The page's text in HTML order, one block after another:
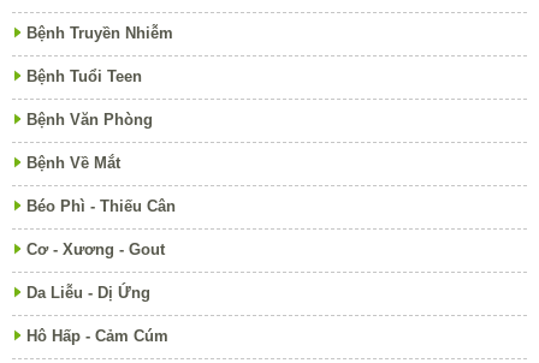
Bệnh Truyền Nhiễm
Bệnh Tuổi Teen
Bệnh Văn Phòng
Bệnh Về Mắt
Béo Phì - Thiếu Cân
Cơ - Xương - Gout
Da Liễu - Dị Ứng
Hô Hấp - Cảm Cúm